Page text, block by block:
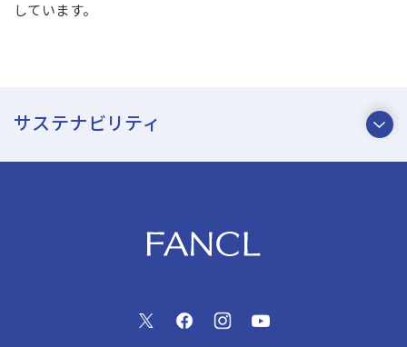
しています。
サステナビリティ